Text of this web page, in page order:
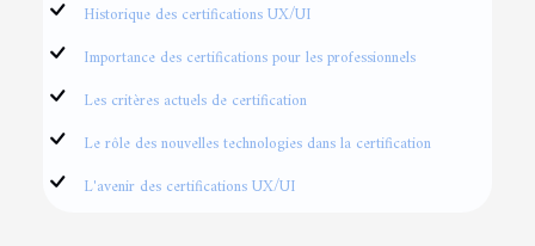
Historique des certifications UX/UI
Importance des certifications pour les professionnels
Les critères actuels de certification
Le rôle des nouvelles technologies dans la certification
L'avenir des certifications UX/UI